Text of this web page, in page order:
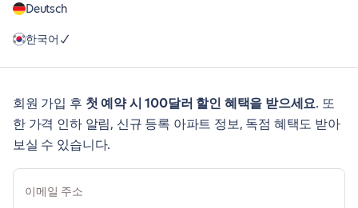
Deutsch
한국어
회원 가입 후 첫 예약 시 100달러 할인 혜택을 받으세요. 또
한 가격 인하 알림, 신규 등록 아파트 정보, 독점 혜택도 받아
보실 수 있습니다.
이메일 주소